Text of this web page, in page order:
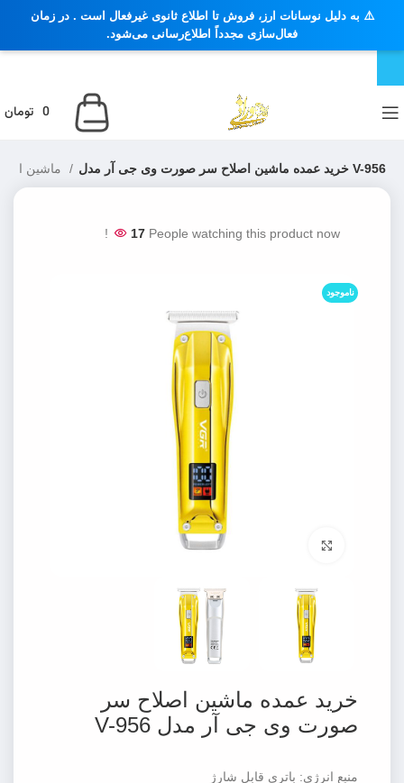
0 تومان
خرید عمده ماشین اصلاح سر صورت وی جی آر مدل V-956
17 People watching this product now!
ناموجود
برای بزرگنمایی کلیک کنید
خرید عمده ماشین اصلاح سر
صورت وی جی آر مدل V-956
منبع انرژی: باتری قابل شارژ
⚠️ به دلیل نوسانات ارز، فروش تا اطلاع ثانوی غیرفعال است . در زمان
فعال‌سازی مجدداً اطلاع‌رسانی می‌شود.